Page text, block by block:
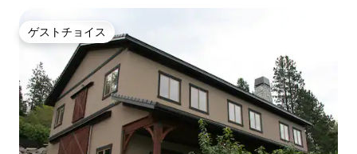
ゲストチョイス
ゲストチョイス